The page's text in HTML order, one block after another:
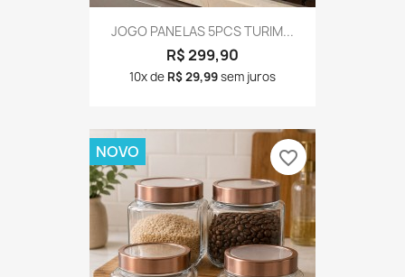
JOGO PANELAS 5PCS TURIM...
R$ 299,90
10x de R$ 29,99sem juros
NOVO favorite_border